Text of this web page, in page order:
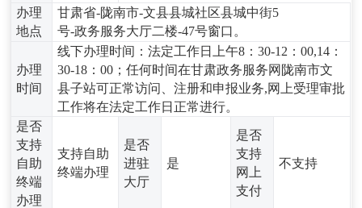
办理
地点
甘肃省-陇南市-文县县城社区县城中街5
号-政务服务大厅二楼-47号窗口。
办理
时间
线下办理时间：法定工作日上午8：30-12：00,14：
30-18：00；任何时间在甘肃政务服务网陇南市文
县子站可正常访问、注册和申报业务,网上受理审批
工作将在法定工作日正常进行。
是否
支持
自助
终端
办理
支持自助
终端办理
是否
进驻
大厅
是
是否
支持
网上
支付
不支持